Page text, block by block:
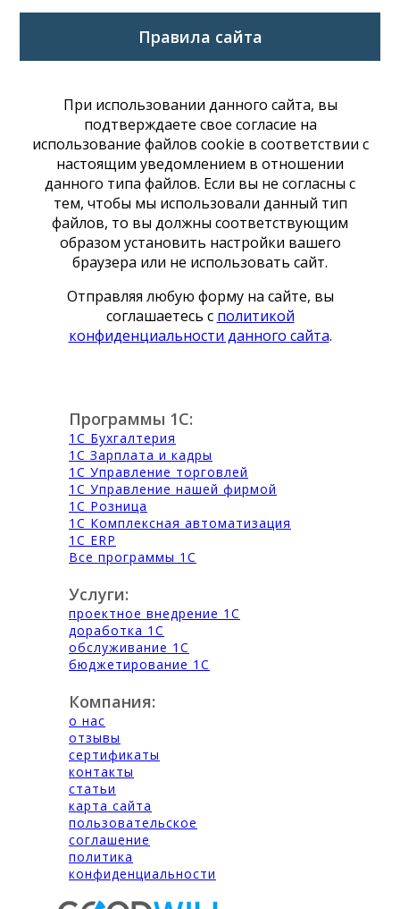
Правила сайта
При использовании данного сайта, вы
подтверждаете свое согласие на
использование файлов cookie в соответствии с
настоящим уведомлением в отношении
данного типа файлов. Если вы не согласны с
тем, чтобы мы использовали данный тип
файлов, то вы должны соответствующим
образом установить настройки вашего
браузера или не использовать сайт.
Отправляя любую форму на сайте, вы
соглашаетесь с политикой
конфиденциальности данного сайта.
Программы 1С:
1С Бухгалтерия
1С Зарплата и кадры
1С Управление торговлей
1С Управление нашей фирмой
1С Розница
1С Комплексная автоматизация
1С ERP
Все программы 1С
Услуги:
проектное внедрение 1С
доработка 1С
обслуживание 1С
бюджетирование 1С
Компания:
о нас
отзывы
сертификаты
контакты
статьи
карта сайта
пользовательское
соглашение
политика
конфиденциальности